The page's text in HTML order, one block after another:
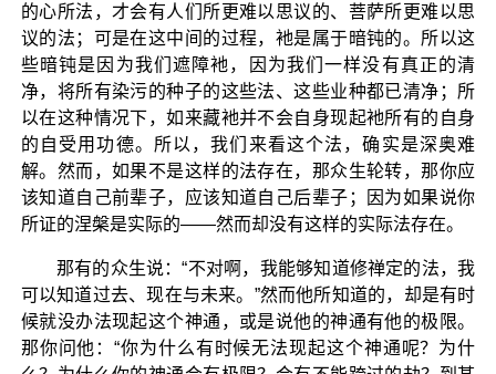
的心所法，才会有人们所更难以思议的、菩萨所更难以思
议的法；可是在这中间的过程，衪是属于暗钝的。所以这
些暗钝是因为我们遮障衪，因为我们一样没有真正的清
净，将所有染污的种子的这些法、这些业种都已清净；所
以在这种情况下，如来藏衪并不会自身现起衪所有的自身
的自受用功德。所以，我们来看这个法，确实是深奥难
解。然而，如果不是这样的法存在，那众生轮转，那你应
该知道自己前辈子，应该知道自己后辈子；因为如果说你
所证的涅槃是实际的——然而却没有这样的实际法存在。
那有的众生说：“不对啊，我能够知道修禅定的法，我
可以知道过去、现在与未来。”然而他所知道的，却是有时
候就没办法现起这个神通，或是说他的神通有他的极限。
那你问他：“你为什么有时候无法现起这个神通呢？为什